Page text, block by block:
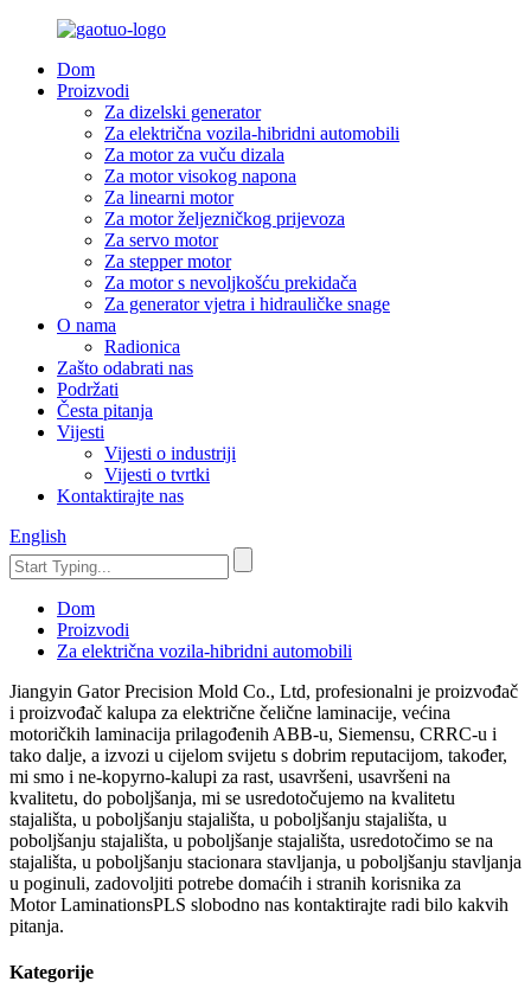
Dom
Proizvodi
Za dizelski generator
Za električna vozila-hibridni automobili
Za motor za vuču dizala
Za motor visokog napona
Za linearni motor
Za motor željezničkog prijevoza
Za servo motor
Za stepper motor
Za motor s nevoljkošću prekidača
Za generator vjetra i hidrauličke snage
O nama
Radionica
Zašto odabrati nas
Podržati
Česta pitanja
Vijesti
Vijesti o industriji
Vijesti o tvrtki
Kontaktirajte nas
English
Dom
Proizvodi
Za električna vozila-hibridni automobili
Jiangyin Gator Precision Mold Co., Ltd, profesionalni je proizvođač
i proizvođač kalupa za električne čelične laminacije, većina
motoričkih laminacija prilagođenih ABB-u, Siemensu, CRRC-u i
tako dalje, a izvozi u cijelom svijetu s dobrim reputacijom, također,
mi smo i ne-kopyrno-kalupi za rast, usavršeni, usavršeni na
kvalitetu, do poboljšanja, mi se usredotočujemo na kvalitetu
stajališta, u poboljšanju stajališta, u poboljšanju stajališta, u
poboljšanju stajališta, u poboljšanje stajališta, usredotočimo se na
stajališta, u poboljšanju stacionara stavljanja, u poboljšanju stavljanja
u poginuli, zadovoljiti potrebe domaćih i stranih korisnika za
Motor LaminationsPLS slobodno nas kontaktirajte radi bilo kakvih
pitanja.
Kategorije